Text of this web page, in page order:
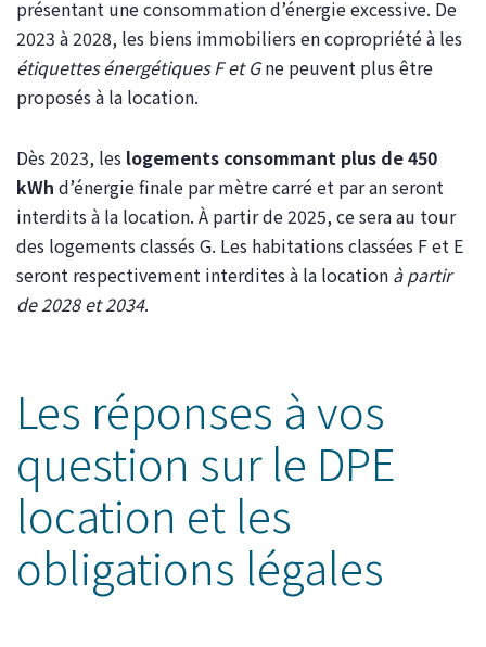
présentant une consommation d’énergie excessive. De
2023 à 2028, les biens immobiliers en copropriété à les
étiquettes énergétiques F et Gne peuvent plus être
proposés à la location.
Dès 2023, les logements consommant plus de 450
kWh d’énergie finale par mètre carré et par an seront
interdits à la location. À partir de 2025, ce sera au tour
des logements classés G. Les habitations classées F et E
seront respectivement interdites à la location à partir
de 2028 et 2034.
Les réponses à vos
question sur le DPE
location et les
obligations légales